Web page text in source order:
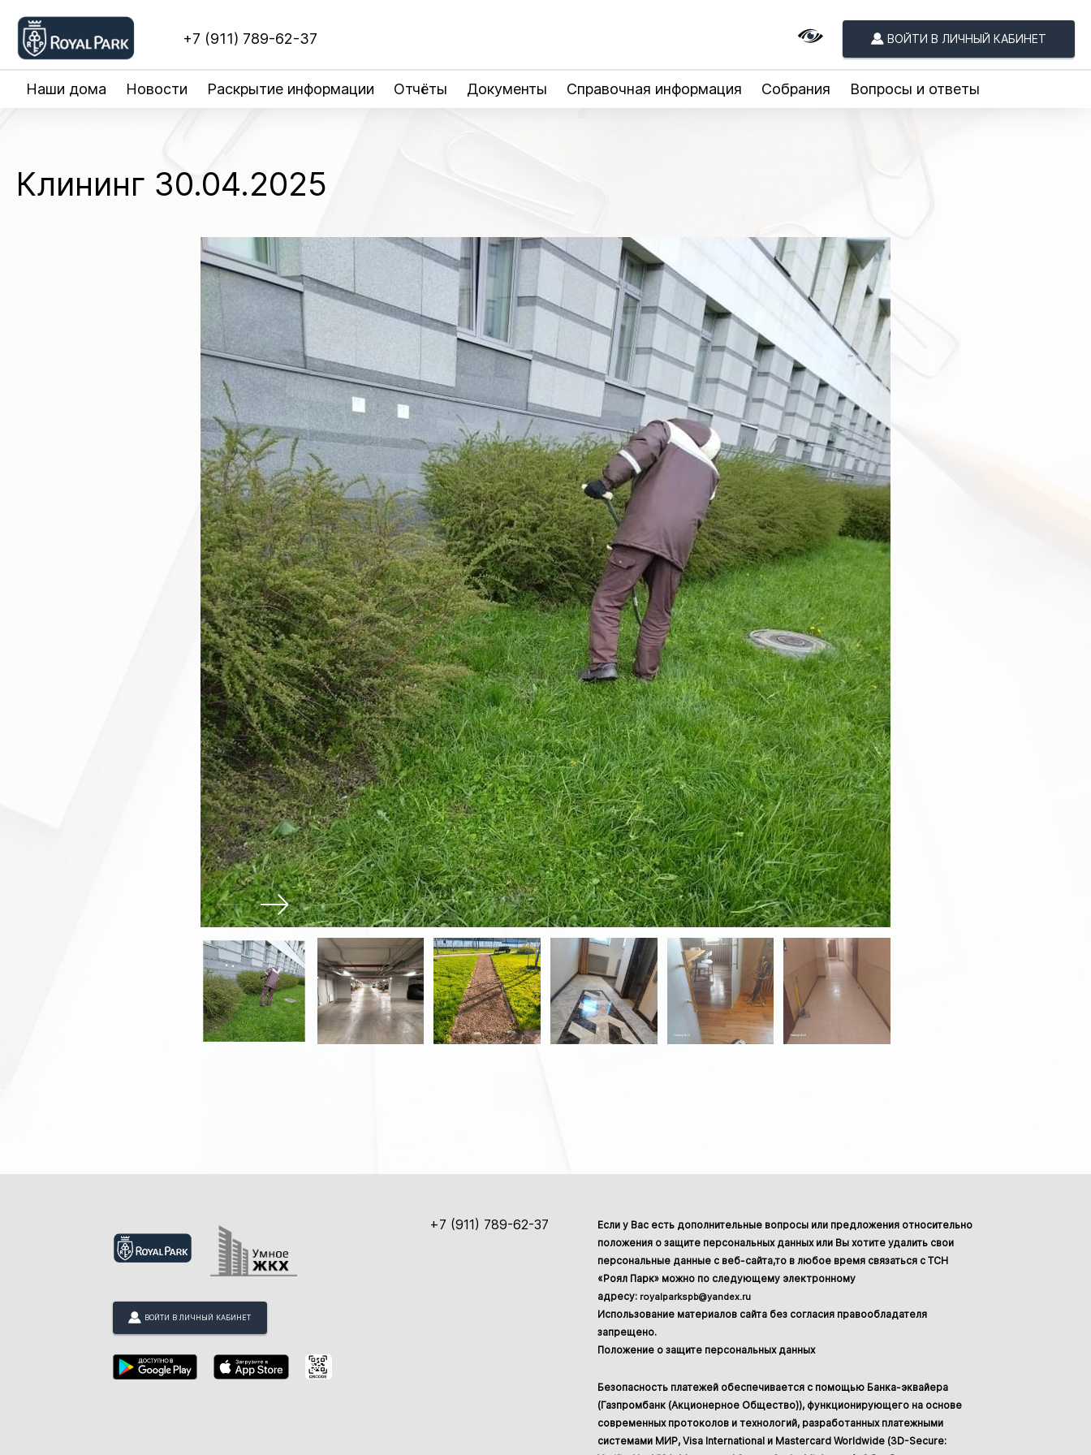
+7 (911) 789-62-37 ВОЙТИ В ЛИЧНЫЙ КАБИНЕТ
Наши дома Новости Раскрытие информации Отчёты Документы Справочная информация Собрания Вопросы и ответы
Клининг 30.04.2025
ВОЙТИ В ЛИЧНЫЙ КАБИНЕТ
+7 (911) 789-62-37
Если у Вас есть дополнительные вопросы или предложения относительно
положения о защите персональных данных или Вы хотите удалить свои
персональные данные с веб-сайта,то в любое время связаться с ТСН
«Роял Парк» можно по следующему электронному
адресу: royalparkspb@yandex.ru
Использование материалов сайта без согласия правообладателя
запрещено.
Положение о защите персональных данных
Безопасность платежей обеспечивается с помощью Банка-эквайера
(Газпромбанк (Акционерное Общество)), функционирующего на основе
современных протоколов и технологий, разработанных платежными
системами МИР, Visa International и Mastercard Worldwide (3D-Secure: